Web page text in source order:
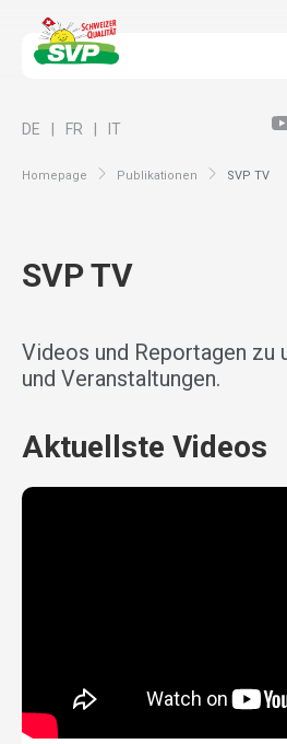
Homepage Publikationen SVP TV
DE FR IT
SVP TV
Videos und Reportagen zu
und Veranstaltungen.
Aktuellste Videos